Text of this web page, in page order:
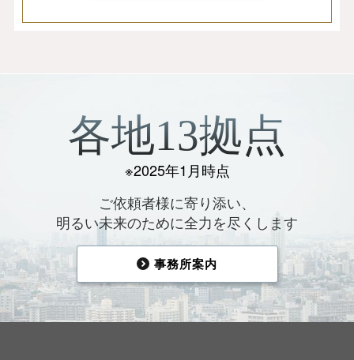
各地13拠点
※2025年1月時点
ご依頼者様に寄り添い、
明るい未来のために全力を尽くします
事務所案内